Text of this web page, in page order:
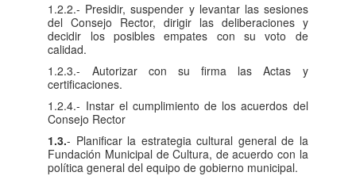
1.2.2.- Presidir, suspender y levantar las sesiones
del Consejo Rector, dirigir las deliberaciones y
decidir los posibles empates con su voto de
calidad.
1.2.3.- Autorizar con su firma las Actas y
certificaciones.
1.2.4.- Instar el cumplimiento de los acuerdos del
Consejo Rector
1.3.- Planificar la estrategia cultural general de la
Fundación Municipal de Cultura, de acuerdo con la
política general del equipo de gobierno municipal.